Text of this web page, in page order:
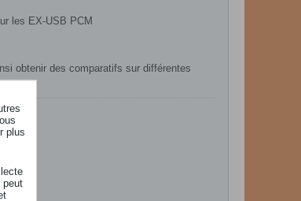
les EX-USB PCM
obtenir des comparatifs sur différentes
plus
peut